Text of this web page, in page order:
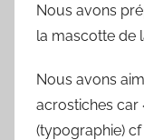
Nous avons
la mascotte de
Nous avons
acrostiches car
(typographie) cf